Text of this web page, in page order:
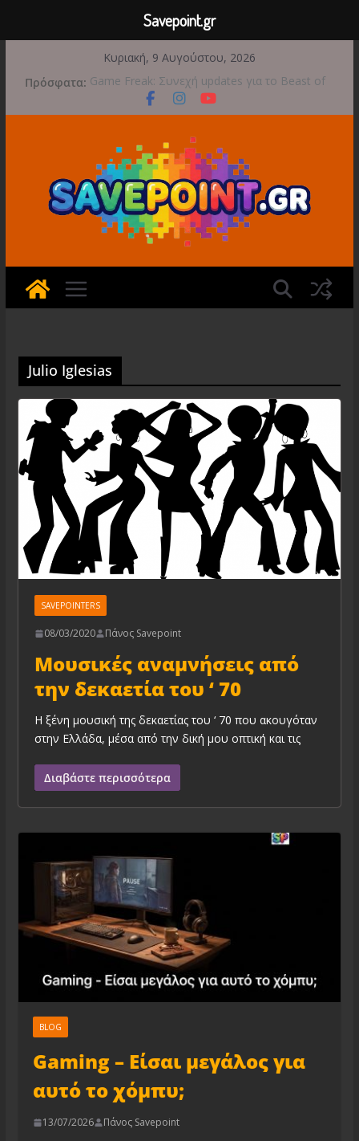
περιεχόμενο
Κυριακή, 9 Αυγούστου, 2026
Πρόσφατα: Game Freak: Συνεχή updates για το Beast of
Reincarnation μετά την ανάμεικτη υποδοχή
Μια φωτογραφική περιπέτεια συνεχίζεται στο
Διασχίστε τους ουρανούς με το Wild Blue
Skies αυτό το φθινόπωρο
Διακοπές και παιχνίδι για όλη την οικογένεια!
Έρχεται 1η Σεπτεμβρίου το Crimson Moon
Julio Iglesias
SAVEPOINTERS
08/03/2020 Πάνος Savepoint
Μουσικές αναμνήσεις από
την δεκαετία του ‘ 70
H ξένη μουσική της δεκαετίας του ‘ 70 που ακουγόταν
στην Ελλάδα, μέσα από την δική μου οπτική και τις
Διαβάστε περισσότερα
BLOG
Gaming – Είσαι μεγάλος για
αυτό το χόμπυ;
13/07/2026 Πάνος Savepoint
Savepoint.gr